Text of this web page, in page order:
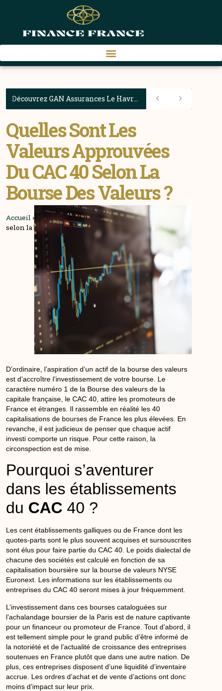
Découvrez GAN Assurances Le Havre : la solution PNO idéale pour les propriétaires havrais
Quelles Sont Les
Valeurs Approuvées
Du CAC 40 Selon La
Bourse Des Valeurs ?
Accueil »
Quelles sont les valeurs approuvées du CAC 40
selon la bourse des valeurs ?
D’ordinaire, l’aspiration d’un actif de la bourse des valeurs
est d’accroître l’investissement de votre bourse . Le
caractère numéro 1 de la Bourse des valeurs de la
capitale française, leCAC 40, attire les promoteurs de
France et étranges. Il rassemble en réalité les 40
capitalisations de bourses de France les plus élevées. En
revanche, il est judicieux de penser que chaque actif
investi comporte un risque . Pour cette raison, la
circonspection est de mise.
Pourquoi s’aventurer
dans les établissements
du CAC 40 ?
Les cent établissements galliques ou de France dont les
quotes-parts sont le plus souvent acquises et sursouscrites
sont élus pour faire partie duCAC 40. Le poids dialectal de
chacune dessociétés est calculé en fonction de sa
capitalisation boursière sur la bourse de valeurs NYSE
Euronext. Les informations sur les établissements ou
entreprises duCAC 40 seront mises à jour fréquemment.
L’investissement dans ces bourses cataloguées sur
l’achalandage boursier de la Paris est de nature captivante
pour un financeur ou promoteur de France. Tout d’abord, il
est tellement simple pour le grand public d’être informé de
la notoriété et de l’actualité decroissance desentreprises
soutenues en France plutôt que dans une autre nation. De
plus, ces entreprises disposent d’une liquidité d’inventaire
accrue. Les ordres d’achat et de vente d’actions ont donc
moins d’impact sur leur prix.